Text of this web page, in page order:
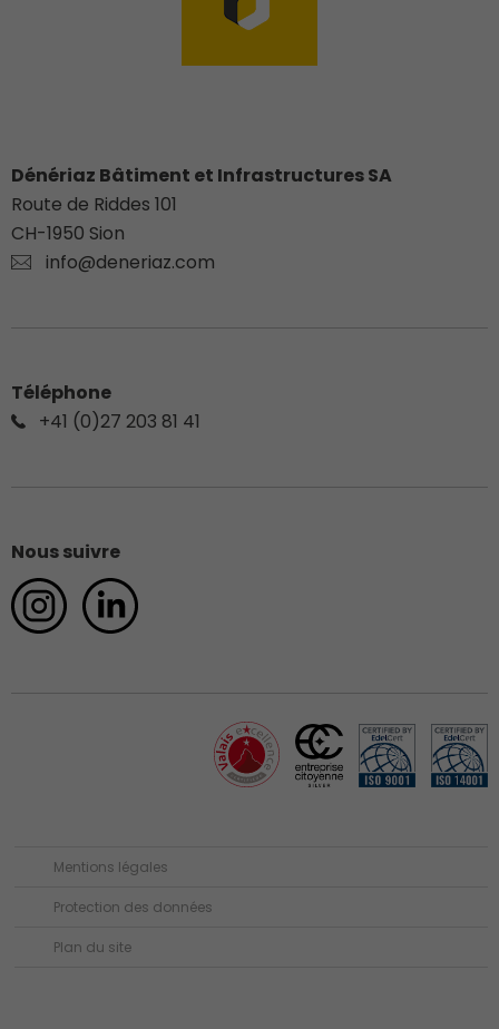
Dénériaz Bâtiment et Infrastructures SA
Route de Riddes 101
CH-1950 Sion
info@deneriaz.com
Téléphone
+41 (0)27 203 81 41
Nous suivre
Mentions légales
Protection des données
Plan du site